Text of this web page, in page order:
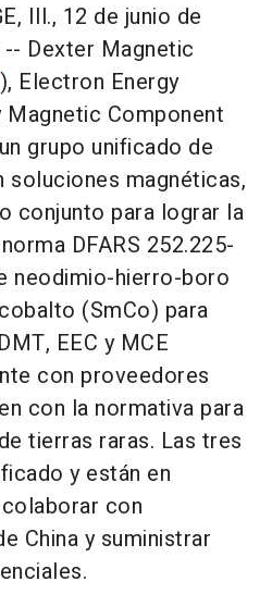
Ill., 12 de junio de
Dexter Magnetic
), Electron Energy
Magnetic Component
grupo unificado de
soluciones magnéticas,
conjunto para lograr la
DFARS 252.225-
neodimio-hierro-boro
(SmCo) para
EEC y MCE
con proveedores
con la normativa para
tierras raras. Las tres
y están en
con
China y suministrar